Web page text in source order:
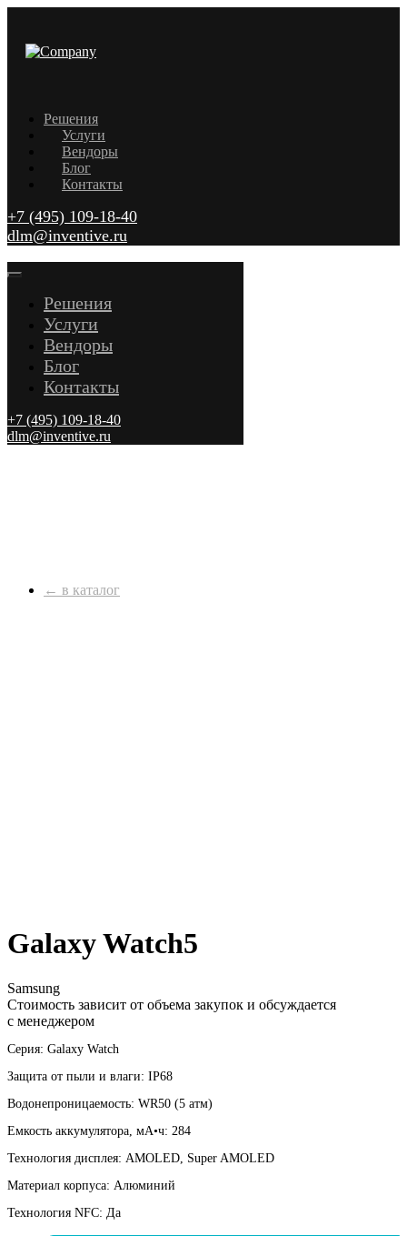
Решения
Услуги
Вендоры
Блог
Контакты
+7 (495) 109-18-40
dlm@inventive.ru
Решения
Услуги
Вендоры
Блог
Контакты
+7 (495) 109-18-40
dlm@inventive.ru
← в каталог
Galaxy Watch5
Samsung
Стоимость зависит от объема закупок и обсуждается
с менеджером
Серия: Galaxy Watch
Защита от пыли и влаги: IP68
Водонепроницаемость: WR50 (5 атм)
Емкость аккумулятора, мА•ч: 284
Технология дисплея: AMOLED, Super AMOLED
Материал корпуса: Алюминий
Технология NFC: Да